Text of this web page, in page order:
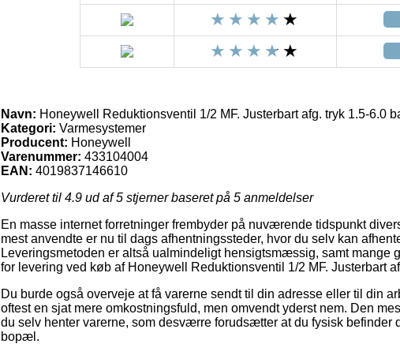
Navn: Honeywell Reduktionsventil 1/2 MF. Justerbart afg. tryk 1.5-6.0
Kategori: Varmesystemer
Producent: Honeywell
Varenummer: 433104004
EAN: 4019837146610
Vurderet til 4.9 ud af 5 stjerner baseret på 5 anmeldelser
En masse internet forretninger frembyder på nuværende tidspunkt
mest anvendte er nu til dags afhentningssteder, hvor du selv kan
Leveringsmetoden er altså ualmindeligt hensigtsmæssig, samt mange
for levering ved køb af Honeywell Reduktionsventil 1/2 MF. Justerbart
Du burde også overveje at få varerne sendt til din adresse eller til din
oftest en sjat mere omkostningsfuld, men omvendt yderst nem. Den
du selv henter varerne, som desværre forudsætter at du fysisk befinder
bopæl.